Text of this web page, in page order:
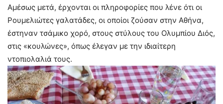
Αμέσως μετά, έρχονται οι πληροφορίες που λένε ότι οι
Ρουμελιώτες γαλατάδες, οι οποίοι ζούσαν στην Αθήνα,
έστηναν τσάμικο χορό, στους στύλους του Ολυμπίου Διός,
στις «κουλώνες», όπως έλεγαν με την ιδιαίτερη
ντοπιολαλιά τους.